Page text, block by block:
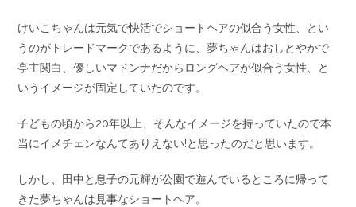
けいこちゃんは元気で快活でショートヘアの似合う女性、とい
うのがトレードマークであるように、夢ちゃんはおしとやかで
亭主関白、優しいマドンナだからロングヘアが似合う女性、と
いうイメージが固定していたのです。
子どもの頃から20年以上、そんなイメージを持っていたので本
当にイメチェンなんてありえない!と思ったのだと思います。
しかし、田中と息子の元輝が公園で遊んでいるところに帰って
きた夢ちゃんは見事なショートヘア。